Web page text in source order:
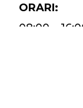
ORARI:
08:00 –